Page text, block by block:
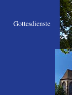
Gottesdienste